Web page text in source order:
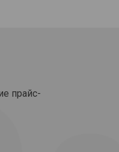
прайс-